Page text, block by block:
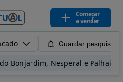
Começar
a vender
Guardar pesquisa
Bonjardim, Nesperal e Palhais